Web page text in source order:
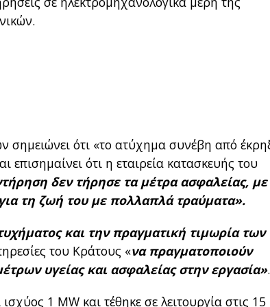
σημειώνει ότι «το ατύχημα συνέβη από
ότι η εταιρεία κατασκευής του
δεν τήρησε τα μέτρα ασφαλείας, με
τη ζωή του με πολλαπλά τραύματα».
και την πραγματική τιμωρία των
του Κράτους «να πραγματοποιούν
υγείας και ασφαλείας στην εργασία».
1 ΜW και τέθηκε σε λειτουργία στις 15